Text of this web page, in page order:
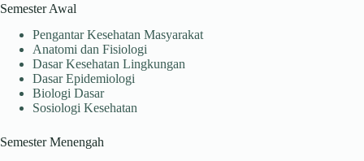
Semester Awal
Pengantar Kesehatan Masyarakat
Anatomi dan Fisiologi
Dasar Kesehatan Lingkungan
Dasar Epidemiologi
Biologi Dasar
Sosiologi Kesehatan
Semester Menengah